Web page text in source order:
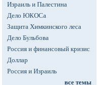
Израиль и Палестина
Дело ЮКОСа
Защита Химкинского леса
Дело Бульбова
Россия и финансовый кризис
Доллар
Россия и Израиль
все темы